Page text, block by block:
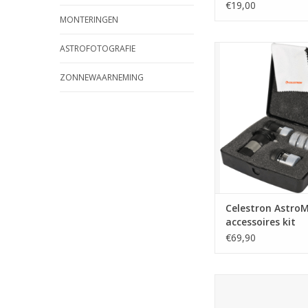
MONTERINGEN
ASTROFOTOGRAFIE
ZONNEWAARNEMING
voor slimme
€19,00
Celestron
accessoires
TOEVOEGEN AAN
Celestron
accessoires kit
€69,90